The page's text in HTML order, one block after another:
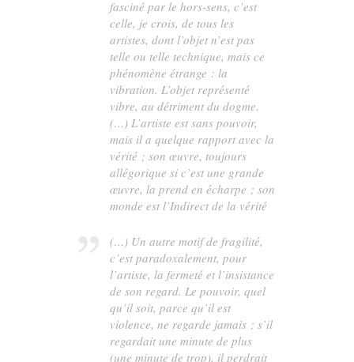
fasciné par le hors-sens, c’est
celle, je crois, de tous les
artistes, dont l’objet n’est pas
telle ou telle technique, mais ce
phénomène étrange : la
vibration. L’objet représenté
vibre, au détriment du dogme.
(…) L’artiste est sans pouvoir,
mais il a quelque rapport avec la
vérité ; son œuvre, toujours
allégorique si c’est une grande
œuvre, la prend en écharpe ; son
monde est l’Indirect de la vérité
(…) Un autre motif de fragilité,
c’est paradoxalement, pour
l’artiste, la fermeté et l’insistance
de son regard. Le pouvoir, quel
qu’il soit, parce qu’il est
violence, ne regarde jamais ; s’il
regardait une minute de plus
(une minute de trop), il perdrait